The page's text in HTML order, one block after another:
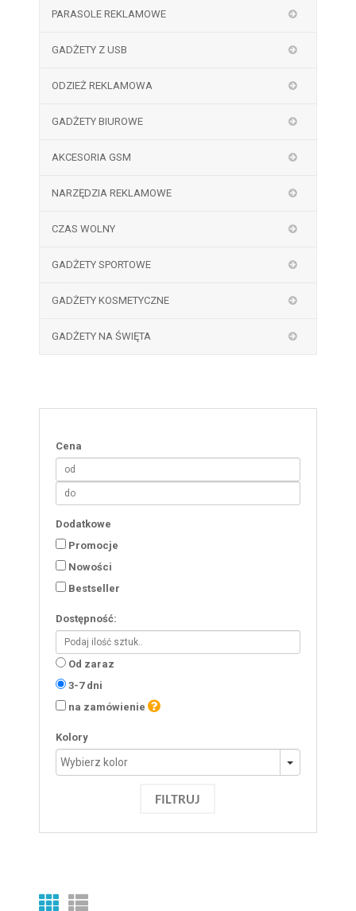
PARASOLE REKLAMOWE
GADŻETY Z USB
ODZIEŻ REKLAMOWA
GADŻETY BIUROWE
AKCESORIA GSM
NARZĘDZIA REKLAMOWE
CZAS WOLNY
GADŻETY SPORTOWE
GADŻETY KOSMETYCZNE
GADŻETY NA ŚWIĘTA
Cena
Dodatkowe
Promocje
Nowości
Bestseller
Dostępność:
Od zaraz
3-7 dni
na zamówienie
Kolory
FILTRUJ